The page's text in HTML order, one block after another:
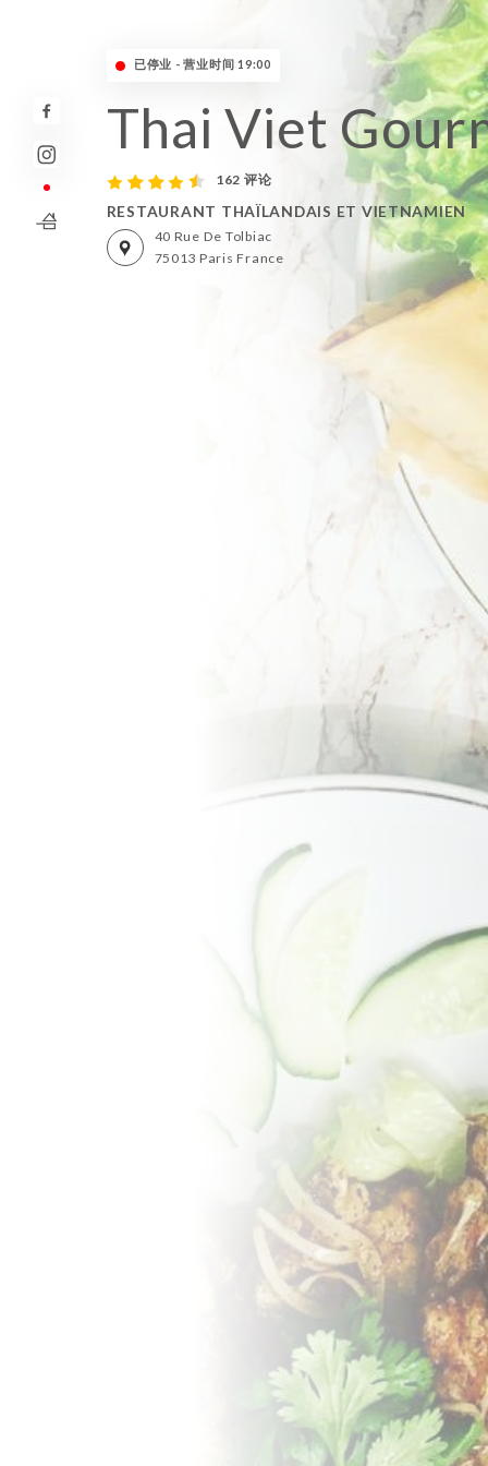
已停业 - 营业时间 19:00
Thai Viet
162 评论
RESTAURANT THAÏLANDAIS ET VIETNAMIEN
40 Rue De Tolbiac
75013 Paris France